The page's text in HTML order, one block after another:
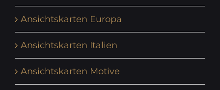
Ansichtskarten Europa
Ansichtskarten Italien
Ansichtskarten Motive